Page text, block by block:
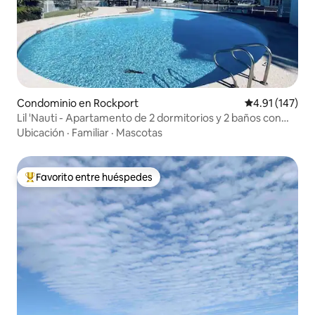
Condominio en Rockport Calificación
4.91 (147)
Lil 'Nauti - Apartamento de 2 dormitorios y 2 baños con
amarre privado
Ubicación · Familiar · Mascotas
De los mejores en Favorito entre huéspedes
Favorito entre huéspedes